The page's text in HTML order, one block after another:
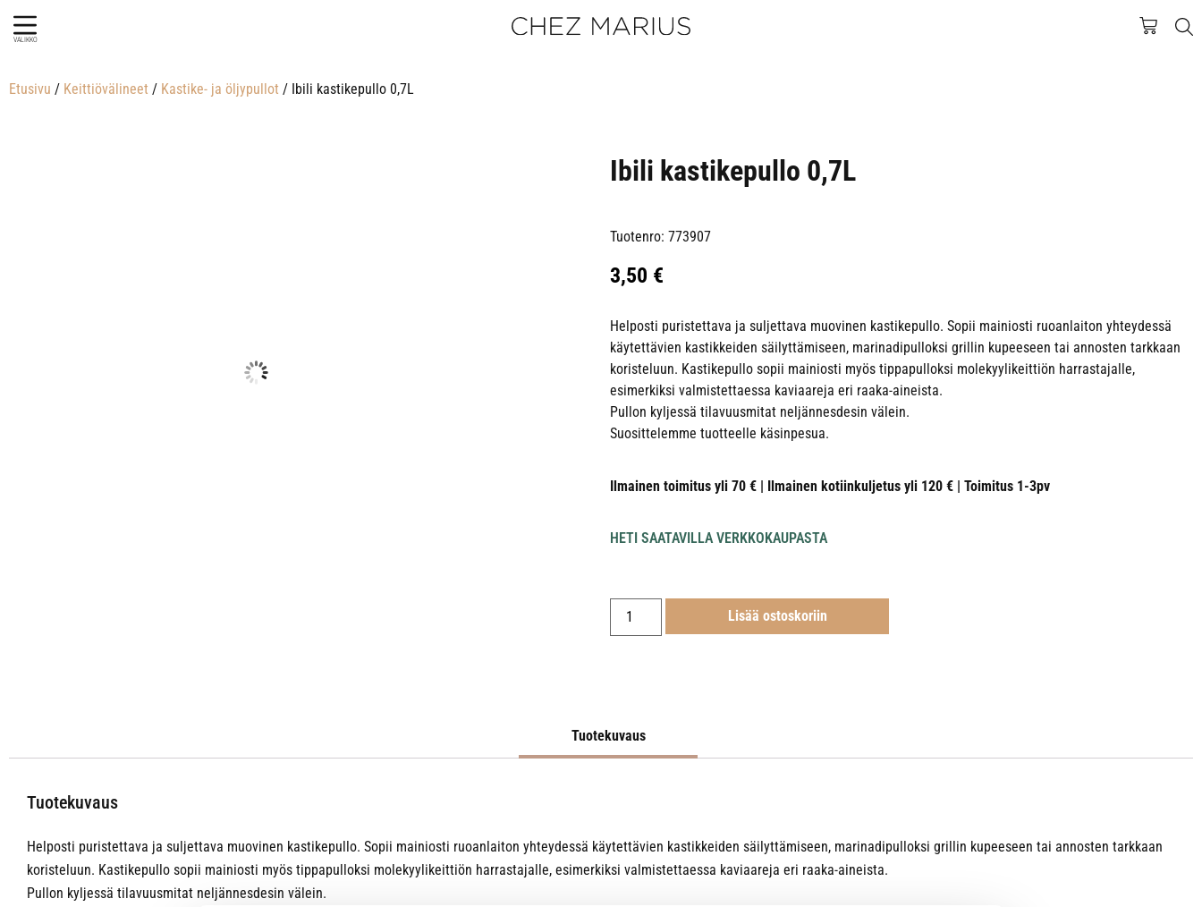
VALIKKO
Etusivu / Keittiövälineet / Kastike- ja öljypullot / Ibili kastikepullo 0,7L
Ibili kastikepullo 0,7L
Tuotenro: 773907
3,50 €
Helposti puristettava ja suljettava muovinen kastikepullo. Sopii mainiosti ruoanlaiton yhteydessä
käytettävien kastikkeiden säilyttämiseen, marinadipulloksi grillin kupeeseen tai annosten tarkkaan
koristeluun. Kastikepullo sopii mainiosti myös tippapulloksi molekyylikeittiön harrastajalle,
esimerkiksi valmistettaessa kaviaareja eri raaka-aineista.
Pullon kyljessä tilavuusmitat neljännesdesin välein.
Suosittelemme tuotteelle käsinpesua.
Ilmainen toimitus yli 70 € | Ilmainen kotiinkuljetus yli 120 € | Toimitus 1-3pv
HETI SAATAVILLA VERKKOKAUPASTA
Lisää ostoskoriin
Tuotekuvaus
Tuotekuvaus
Helposti puristettava ja suljettava muovinen kastikepullo. Sopii mainiosti ruoanlaiton yhteydessä käytettävien kastikkeiden säilyttämiseen, marinadipulloksi grillin kupeeseen tai annosten tarkkaan
koristeluun. Kastikepullo sopii mainiosti myös tippapulloksi molekyylikeittiön harrastajalle, esimerkiksi valmistettaessa kaviaareja eri raaka-aineista.
Pullon kyljessä tilavuusmitat neljännesdesin välein.